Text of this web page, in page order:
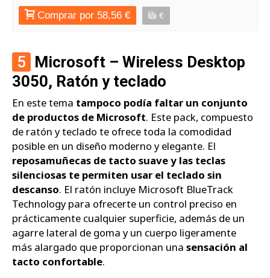
Comprar por 58,56 € €
5 Microsoft – Wireless Desktop
3050, Ratón y teclado
En este tema tampoco podía faltar un conjunto
de productos de Microsoft. Este pack, compuesto
de ratón y teclado te ofrece toda la comodidad
posible en un diseño moderno y elegante. El
reposamuñecas de tacto suave y las teclas
silenciosas te permiten usar el teclado sin
descanso. El ratón incluye Microsoft BlueTrack
Technology para ofrecerte un control preciso en
prácticamente cualquier superficie, además de un
agarre lateral de goma y un cuerpo ligeramente
más alargado que proporcionan una sensación al
tacto confortable.